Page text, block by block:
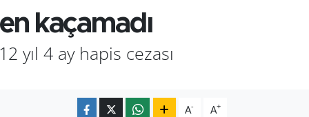
kaçamadı
yıl 4 ay hapis cezası
A- A+